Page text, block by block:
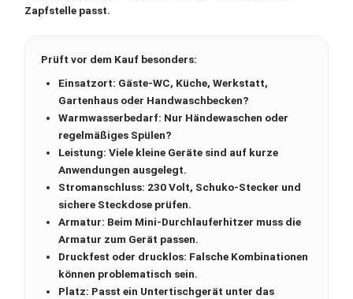
Zapfstelle passt.
Prüft vor dem Kauf besonders:
Einsatzort: Gäste-WC, Küche, Werkstatt,
Gartenhaus oder Handwaschbecken?
Warmwasserbedarf: Nur Händewaschen oder
regelmäßiges Spülen?
Leistung: Viele kleine Geräte sind auf kurze
Anwendungen ausgelegt.
Stromanschluss: 230 Volt, Schuko-Stecker und
sichere Steckdose prüfen.
Armatur: Beim Mini-Durchlauferhitzer muss die
Armatur zum Gerät passen.
Druckfest oder drucklos: Falsche Kombinationen
können problematisch sein.
Platz: Passt ein Untertischgerät unter das